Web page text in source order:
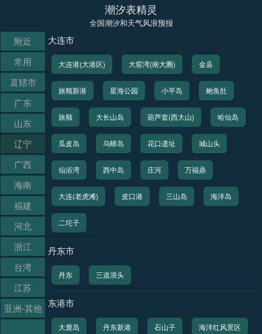
潮汐表精灵
全国潮汐和天气风浪预报
附近
常用
直辖市
广东
山东
辽宁
广西
海南
福建
河北
浙江
台湾
江苏
亚洲-其他
大连市
大连港(大港区) 大窑湾(南大圈) 金县
旅顺新港 星海公园 小平岛 鲍鱼肚
旅顺 大长山岛 葫芦套(西大山) 哈仙岛
瓜皮岛 乌蟒岛 花口遗址 城山头
仙浴湾 西中岛 庄河 万福鼎
大连(老虎滩) 皮口港 三山岛 海洋岛
二坨子
丹东市
丹东 三道浪头
东港市
大鹿岛 丹东新港 石山子 海洋红风景区